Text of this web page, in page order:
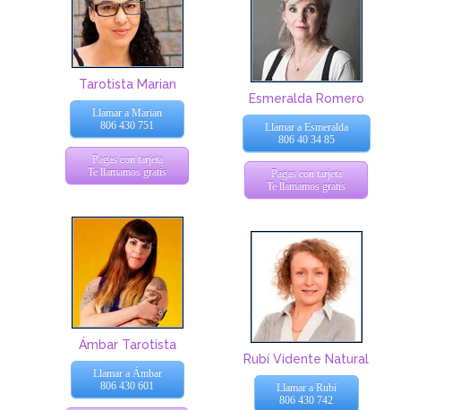
Tarotista Marian
Llamar a Marian
806 430 751
Pagas con tarjeta
Te llamamos gratis
Ámbar Tarotista
Llamar a Ámbar
806 430 601
Esmeralda Romero
Llamar a Esmeralda
806 40 34 85
Pagas con tarjeta
Te llamamos gratis
Rubí Vidente Natural
Llamar a Rubí
806 430 742